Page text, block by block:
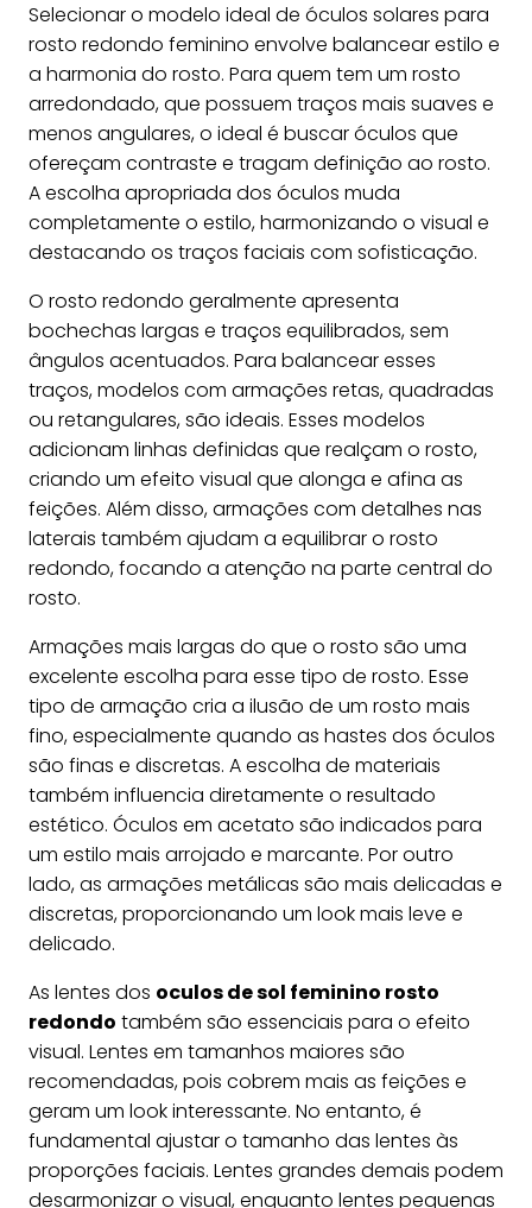
Selecionar o modelo ideal de óculos solares para
rosto redondo feminino envolve balancear estilo e
a harmonia do rosto. Para quem tem um rosto
arredondado, que possuem traços mais suaves e
menos angulares, o ideal é buscar óculos que
ofereçam contraste e tragam definição ao rosto.
A escolha apropriada dos óculos muda
completamente o estilo, harmonizando o visual e
destacando os traços faciais com sofisticação.
O rosto redondo geralmente apresenta
bochechas largas e traços equilibrados, sem
ângulos acentuados. Para balancear esses
traços, modelos com armações retas, quadradas
ou retangulares, são ideais. Esses modelos
adicionam linhas definidas que realçam o rosto,
criando um efeito visual que alonga e afina as
feições. Além disso, armações com detalhes nas
laterais também ajudam a equilibrar o rosto
redondo, focando a atenção na parte central do
rosto.
Armações mais largas do que o rosto são uma
excelente escolha para esse tipo de rosto. Esse
tipo de armação cria a ilusão de um rosto mais
fino, especialmente quando as hastes dos óculos
são finas e discretas. A escolha de materiais
também influencia diretamente o resultado
estético. Óculos em acetato são indicados para
um estilo mais arrojado e marcante. Por outro
lado, as armações metálicas são mais delicadas e
discretas, proporcionando um look mais leve e
delicado.
As lentes dos oculos de sol feminino rosto
redondo também são essenciais para o efeito
visual. Lentes em tamanhos maiores são
recomendadas, pois cobrem mais as feições e
geram um look interessante. No entanto, é
fundamental ajustar o tamanho das lentes às
proporções faciais. Lentes grandes demais podem
desarmonizar o visual, enquanto lentes pequenas